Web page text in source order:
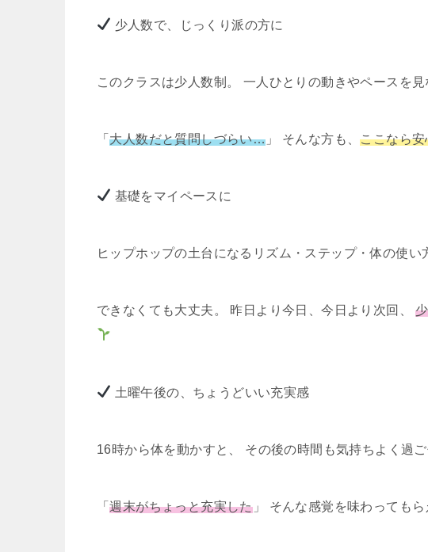
少人数で、じっくり派の方に
このクラスは少人数制。 一人ひとりの動きやペースを
「大人数だと質問しづらい… 」 そんな方も、ここなら
基礎をマイペースに
ヒップホップの土台になるリズム・ステップ・体の使い
できなくても大丈夫。 昨日より今日、今日より次回、
土曜午後の、ちょうどいい充実感
16時から体を動かすと、 その後の時間も気持ちよく過ご
「週末がちょっと充実した」 そんな感覚を味わっても